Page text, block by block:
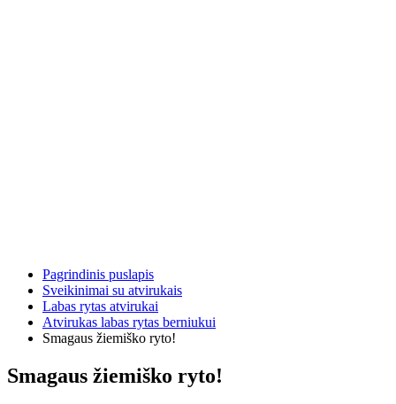
Pagrindinis puslapis
Sveikinimai su atvirukais
Labas rytas atvirukai
Atvirukas labas rytas berniukui
Smagaus žiemiško ryto!
Smagaus žiemiško ryto!